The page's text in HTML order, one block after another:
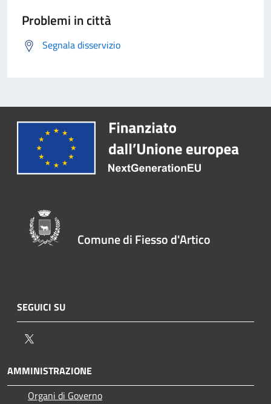
Problemi in città
Segnala disservizio
Comune di Fiesso d'Artico
SEGUICI SU
AMMINISTRAZIONE
Organi di Governo